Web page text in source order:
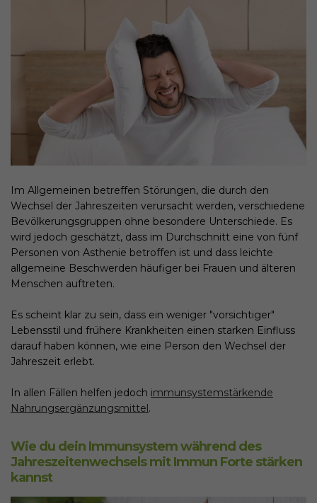
Im Allgemeinen betreffen Störungen, die durch den
Wechsel der Jahreszeiten verursacht werden, verschiedene
Bevölkerungsgruppen ohne besondere Unterschiede. Es
wird jedoch geschätzt, dass im Durchschnitt eine von fünf
Personen von Asthenie betroffen ist und dass leichte
allgemeine Beschwerden häufiger bei Frauen und älteren
Menschen auftreten.
Es scheint klar zu sein, dass ein weniger "vorsichtiger"
Lebensstil und frühere Krankheiten einen starken Einfluss
darauf haben können, wie eine Person den Wechsel der
Jahreszeit erlebt.
In allen Fällen helfen jedoch immunsystemstärkende
Nahrungsergänzungsmittel.
Wie du dein Immunsystem während des
Jahreszeitenwechsels mit Immun Forte stärken
kannst